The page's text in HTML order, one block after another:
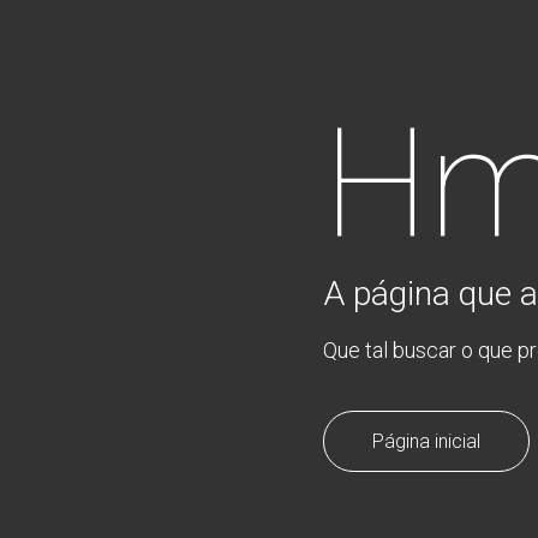
A página que
Que tal buscar o que
Página inicial